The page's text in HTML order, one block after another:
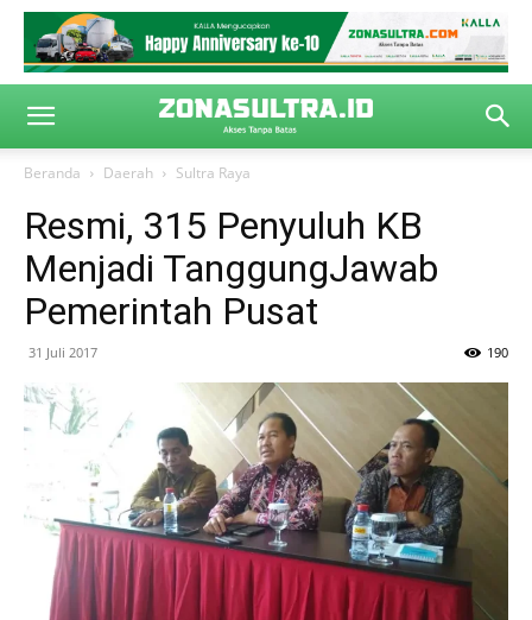
Beranda Daerah Sultra Raya
Resmi, 315 Penyuluh KB
Menjadi TanggungJawab
Pemerintah Pusat
31 Juli 2017 190